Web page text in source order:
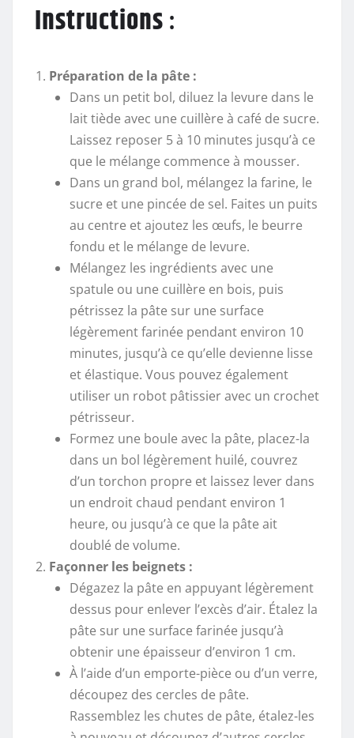
Instructions:
Préparation de la pâte :
Dans un petit bol, diluez la levure dans le
lait tiède avec une cuillère à café de sucre.
Laissez reposer 5 à 10 minutes jusqu’à ce
que le mélange commence à mousser.
Dans un grand bol, mélangez la farine, le
sucre et une pincée de sel. Faites un puits
au centre et ajoutez les œufs, le beurre
fondu et le mélange de levure.
Mélangez les ingrédients avec une
spatule ou une cuillère en bois, puis
pétrissez la pâte sur une surface
légèrement farinée pendant environ 10
minutes, jusqu’à ce qu’elle devienne lisse
et élastique. Vous pouvez également
utiliser un robot pâtissier avec un crochet
pétrisseur.
Formez une boule avec la pâte, placez-la
dans un bol légèrement huilé, couvrez
d’un torchon propre et laissez lever dans
un endroit chaud pendant environ 1
heure, ou jusqu’à ce que la pâte ait
doublé de volume.
Façonner les beignets :
Dégazez la pâte en appuyant légèrement
dessus pour enlever l’excès d’air. Étalez la
pâte sur une surface farinée jusqu’à
obtenir une épaisseur d’environ 1 cm.
À l’aide d’un emporte-pièce ou d’un verre,
découpez des cercles de pâte.
Rassemblez les chutes de pâte, étalez-les